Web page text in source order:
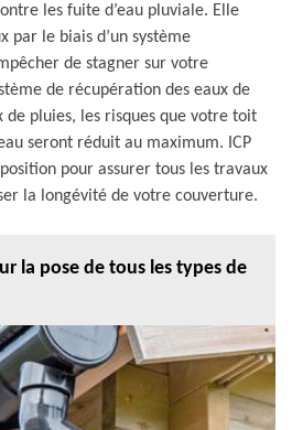
les fuite d’eau pluviale. Elle
par le biais d’un système
de stagner sur votre
de récupération des eaux de
de pluies, les risques que votre toit
seront réduit au maximum. ICP
pour assurer tous les travaux
la longévité de votre couverture.
la pose de tous les types de